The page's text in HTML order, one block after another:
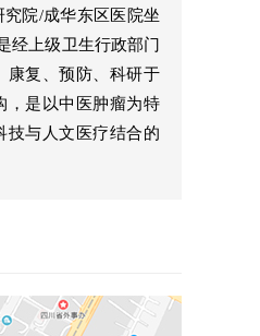
院/成华东区医院坐
经上级卫生行政部门
康复、预防、科研于
，是以中医肿瘤为特
技与人文医疗结合的